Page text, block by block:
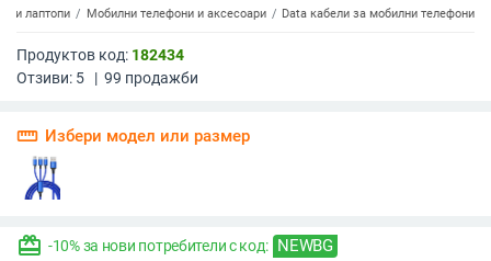
и лаптопи Мобилни телефони и аксесоари Data кабели за мобилни телефони
Продуктов код: 182434
Отзиви: 5 | 99 продажби
straighten Избери модел или размер
redeem -10% за нови потребители с код: NEWBG